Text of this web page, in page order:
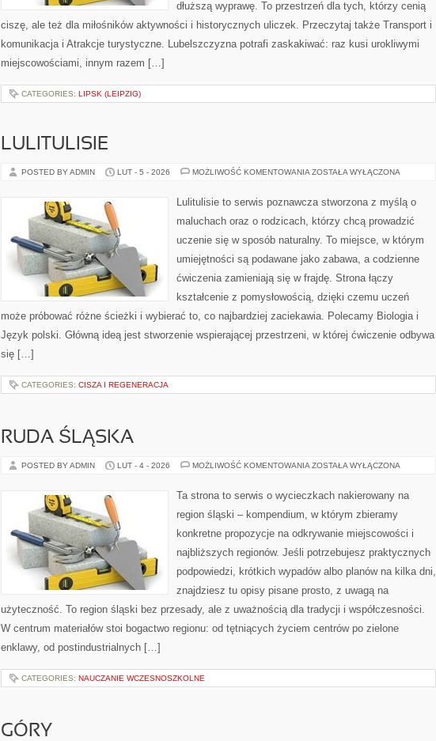
dłuższą wyprawę. To przestrzeń dla tych, którzy cenią
ciszę, ale też dla miłośników aktywności i historycznych uliczek. Przeczytaj także Transport i
komunikacja i Atrakcje turystyczne. Lubelszczyzna potrafi zaskakiwać: raz kusi urokliwymi
miejscowościami, innym razem […]
CATEGORIES: LIPSK (LEIPZIG)
LULITULISIE
POSTED BY ADMIN LUT - 5 - 2026 MOŻLIWOŚĆ KOMENTOWANIA LULITULISIE
ZOSTAŁA WYŁĄCZONA
Lulitulisie to serwis poznawcza stworzona z myślą o
maluchach oraz o rodzicach, którzy chcą prowadzić
uczenie się w sposób naturalny. To miejsce, w którym
umiejętności są podawane jako zabawa, a codzienne
ćwiczenia zamieniają się w frajdę. Strona łączy
kształcenie z pomysłowością, dzięki czemu uczeń
może próbować różne ścieżki i wybierać to, co najbardziej zaciekawia. Polecamy Biologia i
Język polski. Główną ideą jest stworzenie wspierającej przestrzeni, w której ćwiczenie odbywa
się […]
CATEGORIES: CISZA I REGENERACJA
RUDA ŚLĄSKA
POSTED BY ADMIN LUT - 4 - 2026 MOŻLIWOŚĆ KOMENTOWANIA RUDA
ZOSTAŁA WYŁĄCZONA
Ta strona to serwis o wycieczkach nakierowany na
region śląski – kompendium, w którym zbieramy
konkretne propozycje na odkrywanie miejscowości i
najbliższych regionów. Jeśli potrzebujesz praktycznych
podpowiedzi, krótkich wypadów albo planów na kilka dni,
znajdziesz tu opisy pisane prosto, z uwagą na
użyteczność. To region śląski bez przesady, ale z uważnością dla tradycji i współczesności.
W centrum materiałów stoi bogactwo regionu: od tętniących życiem centrów po zielone
enklawy, od postindustrialnych […]
CATEGORIES: NAUCZANIE WCZESNOSZKOLNE
GÓRY